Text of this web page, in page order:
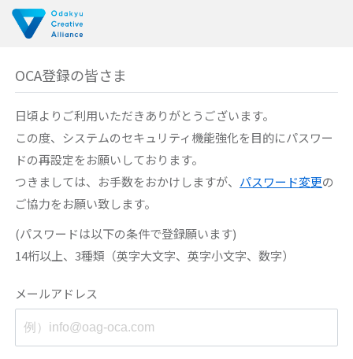
OCA登録の皆さま
日頃よりご利用いただきありがとうございます。
この度、システムのセキュリティ機能強化を目的にパスワー
ドの再設定をお願いしております。
つきましては、お手数をおかけしますが、 パスワード変更の
ご協力をお願い致します。
(パスワードは以下の条件で登録願います)
14桁以上、3種類（英字大文字、英字小文字、数字）
メールアドレス